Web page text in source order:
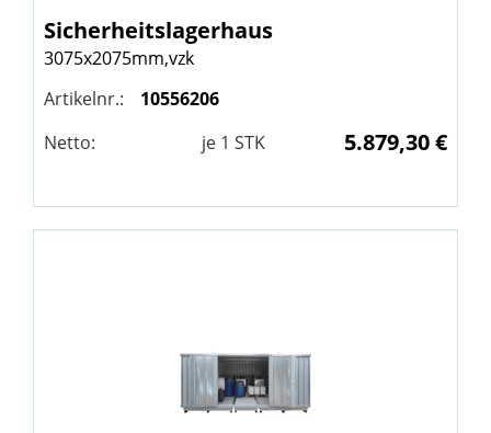
Sicherheitslagerhaus
3075x2075mm,vzk
Artikelnr.:
10556206
Netto:
je 1 STK 5.879,30 €